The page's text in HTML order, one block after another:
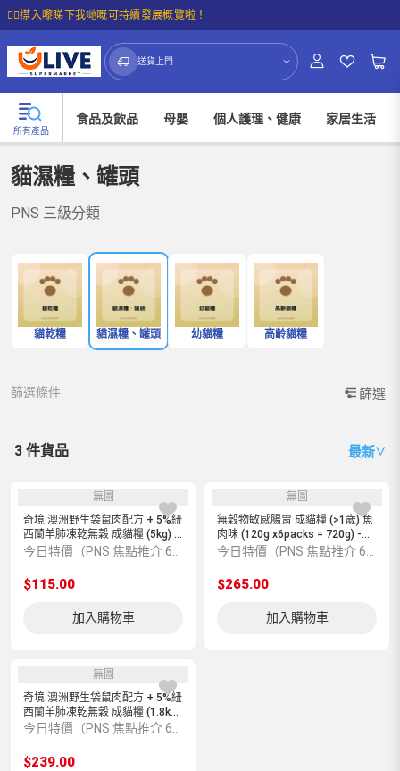
☝🏼㩒入嚟睇下我哋嘅可持續發展概覽啦！
送貨上門
所有產品
食品及飲品 母嬰 個人護理、健康 家居生活
貓濕糧、罐頭
PNS 三級分類
貓乾糧 貓濕糧、罐頭 幼貓糧 高齡貓糧
篩選條件: 篩選
3 件貨品 最新∨
無圖
奇境 澳洲野生袋鼠肉配方 + 5%紐
西蘭羊肺凍乾無穀 成貓糧 (5kg) -
TRILOGY
$115.00
加入購物車
無圖
無穀物敏感腸胃 成貓糧 (>1歲) 魚
肉味 (120g x6packs = 720g) -
Smack
$265.00
加入購物車
無圖
奇境 澳洲野生袋鼠肉配方 + 5%紐
西蘭羊肺凍乾無穀 成貓糧 (1.8kg)
- TRILOGY
今日特價（PNS 焦點推介 6600004554）
$239.00